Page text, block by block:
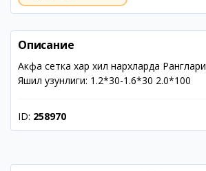
Описание
Акфа сетка хар хил нархларда
Яшил узунлиги: 1.2*30-1.6*30 2.0*100
ID: 258970